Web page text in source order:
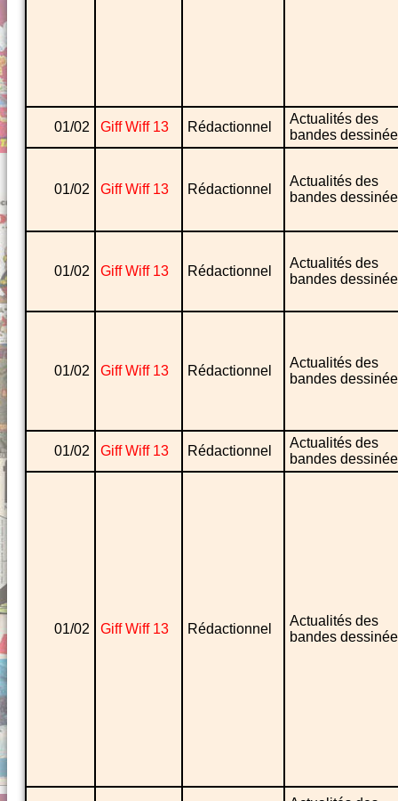
01/02 Giff Wiff 13 Rédactionnel
Actualités des
bandes
01/02 Giff Wiff 13 Rédactionnel
Actualités des
bandes
01/02 Giff Wiff 13 Rédactionnel
Actualités des
bandes
01/02 Giff Wiff 13 Rédactionnel
Actualités des
bandes
01/02 Giff Wiff 13 Rédactionnel
Actualités des
bandes
01/02 Giff Wiff 13 Rédactionnel
Actualités des
bandes